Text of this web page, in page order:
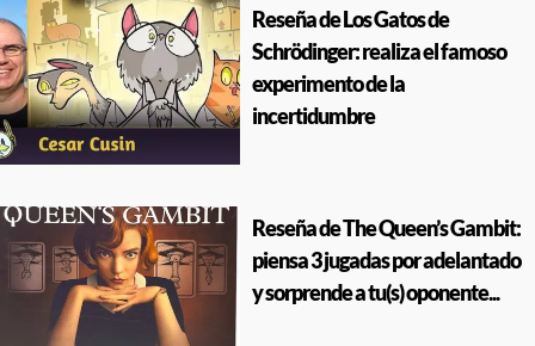
Reseña de Los Gatos de
Schrödinger: realiza el famoso
experimento de la
incertidumbre
Reseña de The Queen’s Gambit:
piensa 3 jugadas por adelantado
y sorprende a tu(s) oponente...